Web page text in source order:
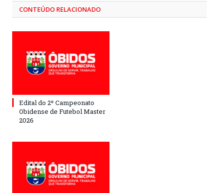
CONTEÚDO RELACIONADO
Edital do 2º Campeonato
Obidense de Futebol Master
2026